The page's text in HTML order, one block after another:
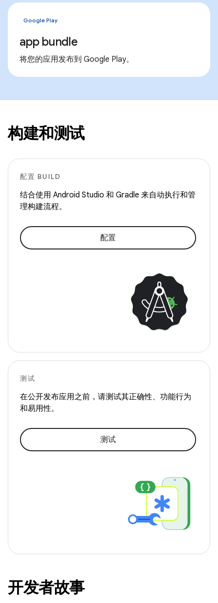
Google Play
app bundle
将您的应用发布到 Google Play。
构建和测试
配置 BUILD
结合使用 Android Studio 和 Gradle 来自动执行和管
理构建流程。
配置
测试
在公开发布应用之前，请测试其正确性、功能行为
和易用性。
测试
开发者故事